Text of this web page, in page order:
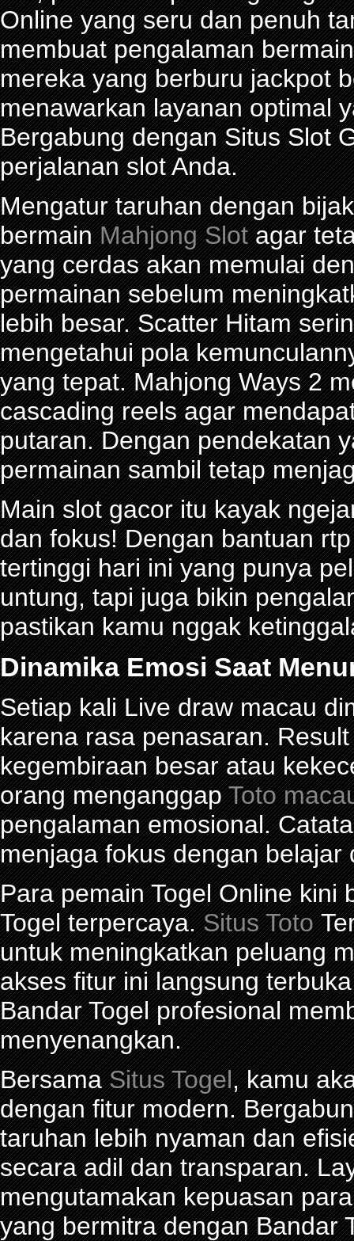
Online yang seru dan penuh
membuat pengalaman
mereka yang berburu jackpot
menawarkan layanan optimal
Bergabung dengan Situs Slot
perjalanan slot Anda.
Mengatur taruhan dengan
bermainMahjong Slotagar
yang cerdas akan memulai
permainan sebelum
lebih besar. Scatter Hitam
mengetahui pola
yang tepat. Mahjong Ways 2
cascading reels agar
putaran. Dengan pendekatan
permainan sambil tetap
Main slot gacor itu kayak
dan fokus! Dengan bantuan
tertinggi hari ini yang punya
untung, tapi juga bikin
pastikan kamu nggak
Dinamika Emosi Saat
Setiap kali Live draw macau
karena rasa penasaran.
kegembiraan besar atau
orang menganggapToto
pengalaman emosional.
menjaga fokus dengan belajar
Para pemain Togel Online kini
Togel terpercaya.Situs Toto
untuk meningkatkan peluang
akses fitur ini langsung
Bandar Togel profesional
menyenangkan.
BersamaSitus Togel, kamu
dengan fitur modern.
taruhan lebih nyaman dan
secara adil dan transparan.
mengutamakan kepuasan
yang bermitra dengan Bandar